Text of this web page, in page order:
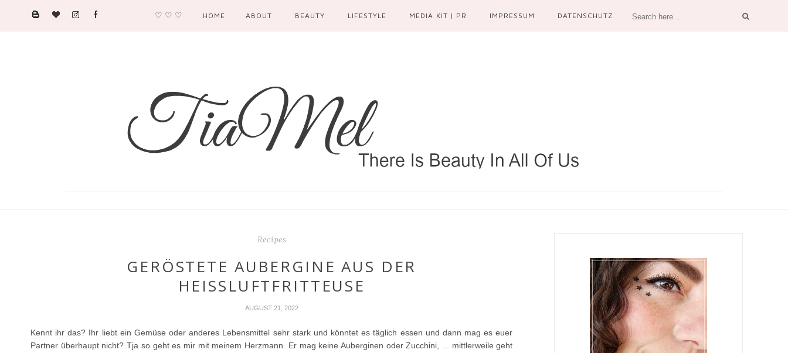
♡ ♡ ♡ HOME ABOUT BEAUTY LIFESTYLE MEDIA KIT | PR IMPRESSUM DATENSCHUTZ
Recipes
GERÖSTETE AUBERGINE AUS DER
HEISSLUFTFRITTEUSE
AUGUST 21, 2022
Kennt ihr das? Ihr liebt ein Gemüse oder anderes Lebensmittel sehr stark und könntet es täglich essen und dann mag es euer
Partner überhaupt nicht? Tja so geht es mir mit meinem Herzmann. Er mag keine Auberginen oder Zucchini, ... mittlerweile geht